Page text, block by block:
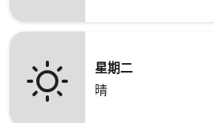
星期二
晴